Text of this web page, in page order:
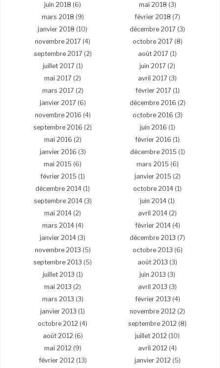
juin 2018 (6) mai 2018 (3)
mars 2018 (9) février 2018 (7)
janvier 2018 (10) décembre 2017 (3)
novembre 2017 (4) octobre 2017 (8)
septembre 2017 (2) août 2017 (1)
juillet 2017 (1) juin 2017 (2)
mai 2017 (2) avril 2017 (3)
mars 2017 (2) février 2017 (1)
janvier 2017 (6) décembre 2016 (2)
novembre 2016 (4) octobre 2016 (3)
septembre 2016 (2) juin 2016 (1)
mai 2016 (2) février 2016 (1)
janvier 2016 (3) décembre 2015 (1)
mai 2015 (6) mars 2015 (6)
février 2015 (1) janvier 2015 (2)
décembre 2014 (1) octobre 2014 (1)
septembre 2014(3) juin 2014 (1)
mai 2014 (2) avril 2014 (2)
mars 2014(4) février 2014(4)
janvier 2014 (3) décembre 2013 (7)
novembre 2013 (5) octobre 2013 (6)
septembre 2013 (5) août 2013 (3)
juillet 2013 (1) juin 2013 (3)
mai 2013 (2) avril 2013 (3)
mars 2013 (3) février 2013 (4)
janvier 2013 (1) novembre 2012 (2)
octobre 2012 (4) septembre 2012 (8)
août 2012 (6) juillet 2012 (10)
mai 2012 (9) avril 2012 (4)
février 2012 (13) janvier 2012 (5)